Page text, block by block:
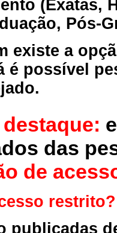
(Exatas,
Pós-
existe a
é possível
das
de
restrito?
publicadas